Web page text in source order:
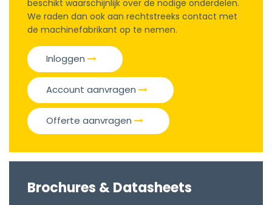
beschikt waarschijnlijk over de nodige onderdelen.
We raden dan ook aan rechtstreeks contact met
de machinefabrikant op te nemen.
Inloggen
Account aanvragen
Offerte aanvragen
Brochures & Datasheets